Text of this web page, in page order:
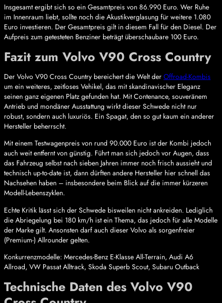
Insgesamt ergibt sich so ein Gesamtpreis von 86.990 Euro. Wer Ruhe
im Innenraum liebt, sollte noch die Akustikverglasung für weitere 1.080
Euro investieren. Der Gesamtpreis gilt in diesem Fall für den Diesel. Der
Aufpreis zum getesteten Benziner beträgt überschaubare 100 Euro.
Fazit zum Volvo V90 Cross Country
Der Volvo V90 Cross Country bereichert die Welt der Offroad-Kombis
um ein weiteres, zeitloses Vehikel, das mit skandinavischer Eleganz
seinen ganz eigenen Platz gefunden hat. Mit Contenance, souveränem
Antrieb und mondäner Ausstattung wirkt dieser Schwede nicht nur
robust, sondern auch luxuriös. Ein Spagat, den so gut kaum ein anderer
Hersteller beherrscht.
Mit einem Testwagenpreis von rund 90.000 Euro ist der Kombi jedoch
auch weit entfernt von günstig. Führt man sich jedoch vor Augen, dass
das Fahrzeug selbst nach sieben Jahren immer noch frisch aussieht und
technisch up-to-date ist, dann dürften andere Hersteller hier schnell das
Nachsehen haben – insbesondere beim Blick auf die immer kürzeren
Modell-Lebenszyklen.
Echte Kritik lässt sich der Schwede bisweilen nicht ankreiden. Lediglich
die Abriegelung bei 180 km/h ist ein Thema, das jedoch für alle Modelle
der Marke gilt. Ansonsten darf auch dieser Volvo als sorgenfreier
(Premium-) Allrounder gelten.
Konkurrenzmodelle: Mercedes-Benz E-Klasse All-Terrain, Audi A6
Allroad, VW Passat Alltrack, Skoda Superb Scout, Subaru Outback
Technische Daten des Volvo V90